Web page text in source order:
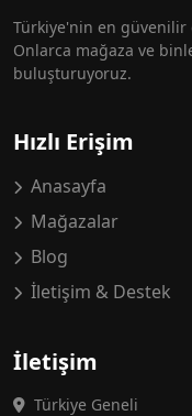
Türkiye'nin en güvenilir
Onlarca mağaza ve
buluşturuyoruz.
Hızlı Erişim
Anasayfa
Mağazalar
Blog
İletişim & Destek
İletişim
Türkiye Geneli